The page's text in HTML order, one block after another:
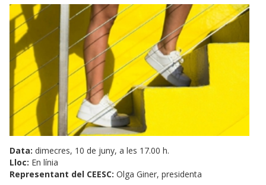
Data: dimecres, 10 de juny, a les 17.00 h.
Lloc: En línia
Representant del CEESC:Olga Giner, presidenta